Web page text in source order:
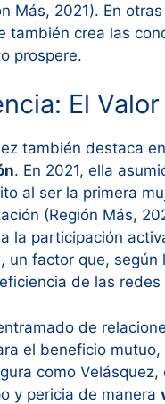
Más, 2021). En
también crea las
prospere.
El
también destaca
. En 2021, ella
al ser la primera
(Región Más,
la participación
un factor que,
de las
de
el beneficio
como
y pericia de manera